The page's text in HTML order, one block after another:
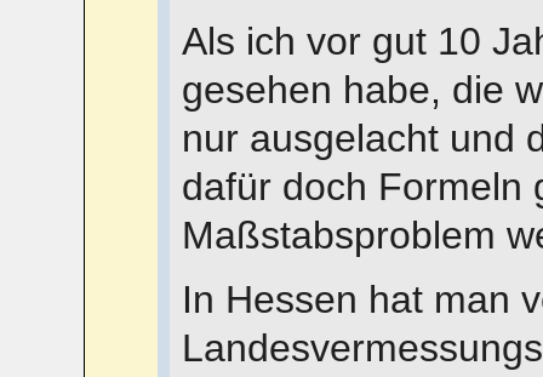
Als ich vor gut 10
gesehen habe, die
nur ausgelacht und
dafür doch Formeln
Maßstabsproblem
In Hessen hat man